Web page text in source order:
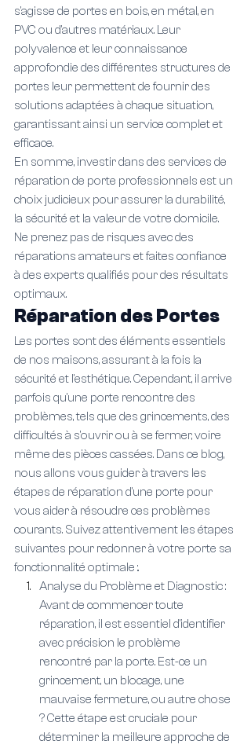
s'agisse de portes en bois, en métal, en
PVC ou d'autres matériaux. Leur
polyvalence et leur connaissance
approfondie des différentes structures de
portes leur permettent de fournir des
solutions adaptées à chaque situation,
garantissant ainsi un service complet et
efficace.
En somme, investir dans des services de
réparation de porte professionnels est un
choix judicieux pour assurer la durabilité,
la sécurité et la valeur de votre domicile.
Ne prenez pas de risques avec des
réparations amateurs et faites confiance
à des experts qualifiés pour des résultats
optimaux.
Réparation des Portes
Les portes sont des éléments essentiels
de nos maisons, assurant à la fois la
sécurité et l'esthétique. Cependant, il arrive
parfois qu'une porte rencontre des
problèmes, tels que des grincements, des
difficultés à s'ouvrir ou à se fermer, voire
même des pièces cassées. Dans ce blog,
nous allons vous guider à travers les
étapes de réparation d'une porte pour
vous aider à résoudre ces problèmes
courants. Suivez attentivement les étapes
suivantes pour redonner à votre porte sa
fonctionnalité optimale :.
Analyse du Problème et Diagnostic :
Avant de commencer toute
réparation, il est essentiel d'identifier
avec précision le problème
rencontré par la porte. Est-ce un
grincement, un blocage, une
mauvaise fermeture, ou autre chose
? Cette étape est cruciale pour
déterminer la meilleure approche de